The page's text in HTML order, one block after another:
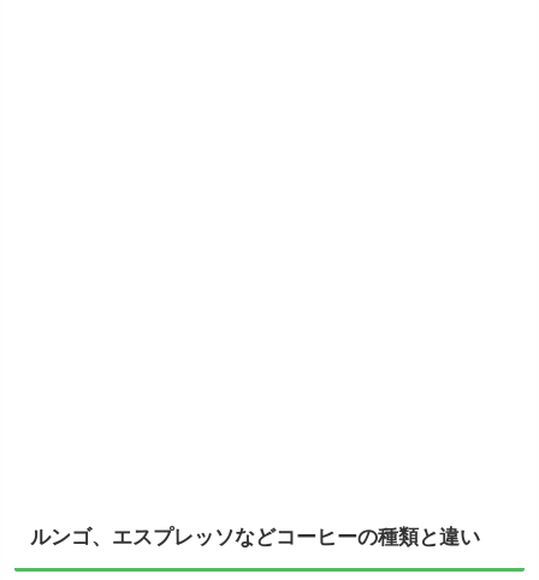
ルンゴ、エスプレッソなどコーヒーの種類と違い